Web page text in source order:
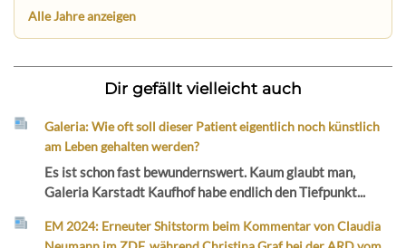
Alle Jahre anzeigen
Dir gefällt vielleicht auch
Galeria: Wie oft soll dieser Patient eigentlich noch künstlich
am Leben gehalten werden?
Es ist schon fast bewundernswert. Kaum glaubt man,
Galeria Karstadt Kaufhof habe endlich den Tiefpunkt...
EM 2024: Erneuter Shitstorm beim Kommentar von Claudia